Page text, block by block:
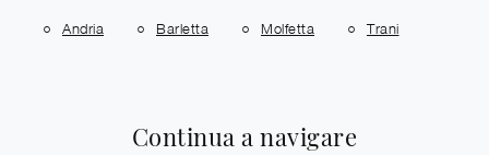
Andria Barletta Molfetta Trani
Continua a navigare